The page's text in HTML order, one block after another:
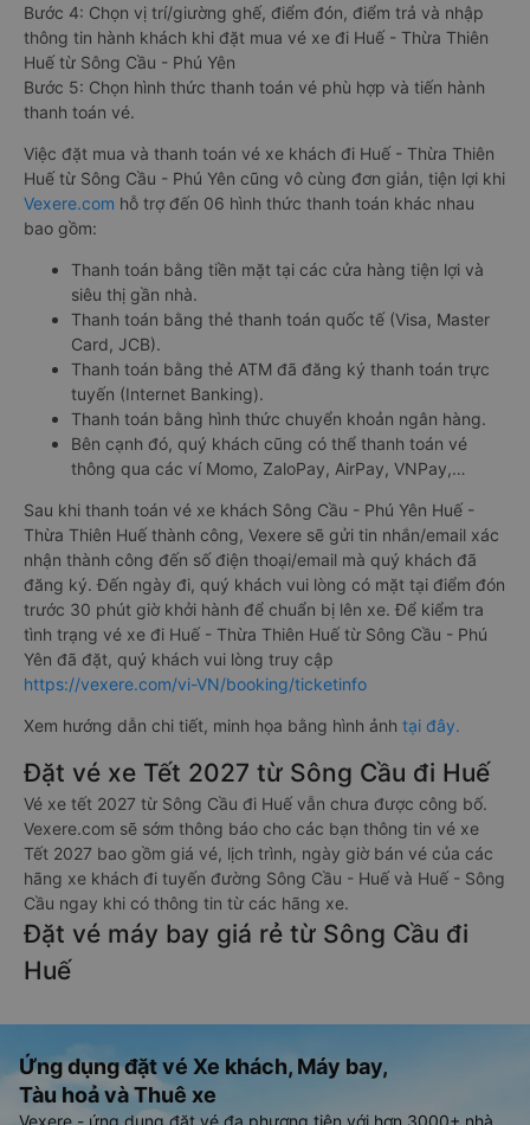
Bước 4: Chọn vị trí/giường ghế, điểm đón, điểm trả và nhập
thông tin hành khách khi đặt mua vé xe đi Huế - Thừa Thiên
Huế từ Sông Cầu - Phú Yên
Bước 5: Chọn hình thức thanh toán vé phù hợp và tiến hành
thanh toán vé.
Việc đặt mua và thanh toán vé xe khách đi Huế - Thừa Thiên
Huế từ Sông Cầu - Phú Yên cũng vô cùng đơn giản, tiện lợi khi
Vexere.com hỗ trợ đến 06 hình thức thanh toán khác nhau
bao gồm:
Thanh toán bằng tiền mặt tại các cửa hàng tiện lợi và
siêu thị gần nhà.
Thanh toán bằng thẻ thanh toán quốc tế (Visa, Master
Card, JCB).
Thanh toán bằng thẻ ATM đã đăng ký thanh toán trực
tuyến (Internet Banking).
Thanh toán bằng hình thức chuyển khoản ngân hàng.
Bên cạnh đó, quý khách cũng có thể thanh toán vé
thông qua các ví Momo, ZaloPay, AirPay, VNPay,…
Sau khi thanh toán vé xe khách Sông Cầu - Phú Yên Huế -
Thừa Thiên Huế thành công, Vexere sẽ gửi tin nhắn/email xác
nhận thành công đến số điện thoại/email mà quý khách đã
đăng ký. Đến ngày đi, quý khách vui lòng có mặt tại điểm đón
trước 30 phút giờ khởi hành để chuẩn bị lên xe. Để kiểm tra
tình trạng vé xe đi Huế - Thừa Thiên Huế từ Sông Cầu - Phú
Yên đã đặt, quý khách vui lòng truy cập
https://vexere.com/vi-VN/booking/ticketinfo
Xem hướng dẫn chi tiết, minh họa bằng hình ảnh tại đây.
Đặt vé xe Tết 2027 từ Sông Cầu đi Huế
Vé xe tết 2027 từ Sông Cầu đi Huế vẫn chưa được công bố.
Vexere.com sẽ sớm thông báo cho các bạn thông tin vé xe
Tết 2027 bao gồm giá vé, lịch trình, ngày giờ bán vé của các
hãng xe khách đi tuyến đường Sông Cầu - Huế và Huế - Sông
Cầu ngay khi có thông tin từ các hãng xe.
Đặt vé máy bay giá rẻ từ Sông Cầu đi
Huế
Ứng dụng đặt vé Xe khách, Máy bay,
Tàu hoả và Thuê xe
Vexere - ứng dụng đặt vé đa phương tiện với hơn 3000+ nhà